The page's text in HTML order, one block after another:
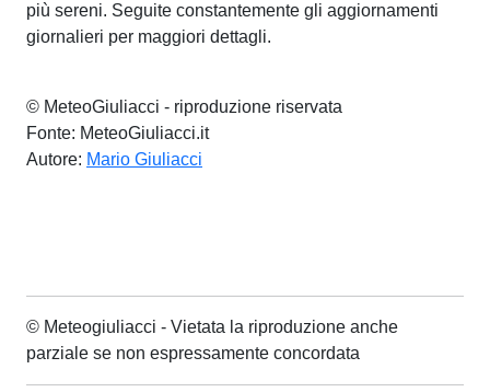
più sereni. Seguite constantemente gli aggiornamenti
giornalieri per maggiori dettagli.
© MeteoGiuliacci - riproduzione riservata
Fonte: MeteoGiuliacci.it
Autore: Mario Giuliacci
© Meteogiuliacci - Vietata la riproduzione anche
parziale se non espressamente concordata